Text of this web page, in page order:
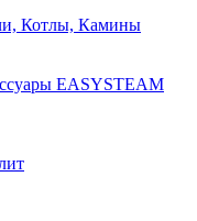
Котлы, Камины
EASYSTEAM